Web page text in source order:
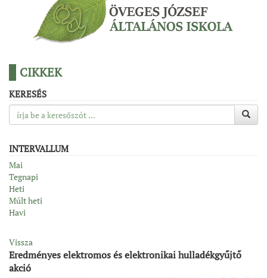
CIKKEK
KERESÉS
INTERVALLUM
Mai
Tegnapi
Heti
Múlt heti
Havi
Vissza
Eredményes elektromos és elektronikai hulladékgyűjtő
akció